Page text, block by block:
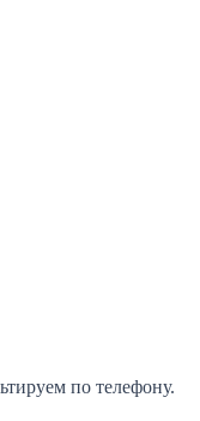
по телефону.